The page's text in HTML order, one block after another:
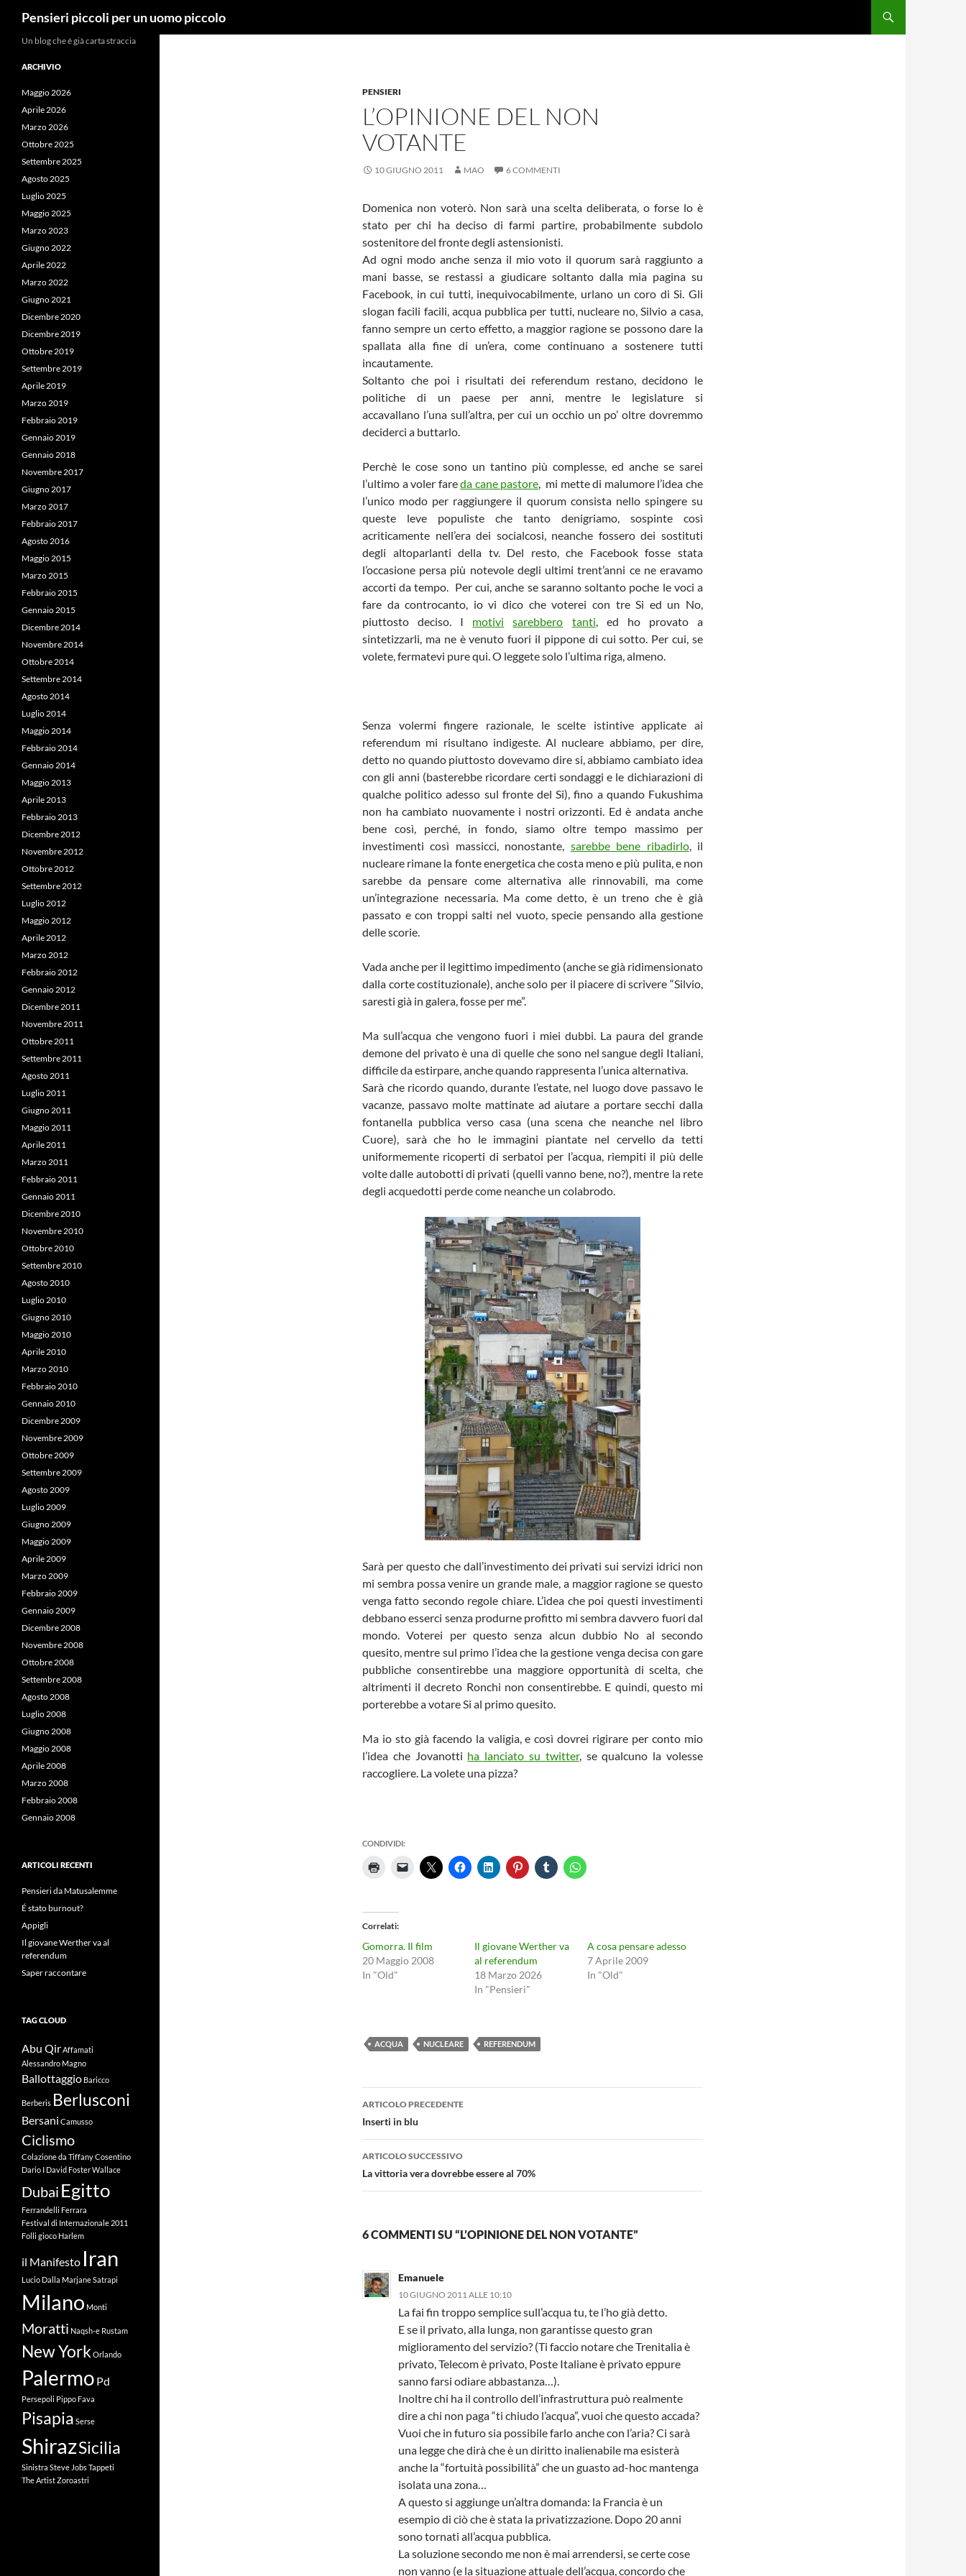
Pensieri piccoli per un uomo piccolo
PENSIERI
L’OPINIONE DEL NON
VOTANTE
10 GIUGNO 2011 MAO 6 COMMENTI
Domenica non voterò. Non sarà una scelta deliberata, o forse lo è
stato per chi ha deciso di farmi partire, probabilmente subdolo
sostenitore del fronte degli astensionisti.
Ad ogni modo anche senza il mio voto il quorum sarà raggiunto a
mani basse, se restassi a giudicare soltanto dalla mia pagina su
Facebook, in cui tutti, inequivocabilmente, urlano un coro di Si. Gli
slogan facili facili, acqua pubblica per tutti, nucleare no, Silvio a casa,
fanno sempre un certo effetto, a maggior ragione se possono dare la
spallata alla fine di un’era, come continuano a sostenere tutti
incautamente.
Soltanto che poi i risultati dei referendum restano, decidono le
politiche di un paese per anni, mentre le legislature si
accavallano l’una sull’altra, per cui un occhio un po’ oltre dovremmo
deciderci a buttarlo.
Perchè le cose sono un tantino più complesse, ed anche se sarei
l’ultimo a voler fareda cane pastore, mi mette di malumore l’idea che
l’unico modo per raggiungere il quorum consista nello spingere su
queste leve populiste che tanto denigriamo, sospinte così
acriticamente nell’era dei socialcosi, neanche fossero dei sostituti
degli altoparlanti della tv. Del resto, che Facebook fosse stata
l’occasione persa più notevole degli ultimi trent’anni ce ne eravamo
accorti da tempo. Per cui, anche se saranno soltanto poche le voci a
fare da controcanto, io vi dico che voterei con tre Si ed un No,
piuttosto deciso. I motivi sarebbero tanti, ed ho provato a
sintetizzarli, ma ne è venuto fuori il pippone di cui sotto. Per cui, se
volete, fermatevi pure qui. O leggete solo l’ultima riga, almeno.
Senza volermi fingere razionale, le scelte istintive applicate ai
referendum mi risultano indigeste. Al nucleare abbiamo, per dire,
detto no quando piuttosto dovevamo dire si, abbiamo cambiato idea
con gli anni (basterebbe ricordare certi sondaggi e le dichiarazioni di
qualche politico adesso sul fronte del Si), fino a quando Fukushima
non ha cambiato nuovamente i nostri orizzonti. Ed è andata anche
bene così, perché, in fondo, siamo oltre tempo massimo per
investimenti così massicci, nonostante, sarebbe bene ribadirlo, il
nucleare rimane la fonte energetica che costa meno e più pulita, e non
sarebbe da pensare come alternativa alle rinnovabili, ma come
un’integrazione necessaria. Ma come detto, è un treno che è già
passato e con troppi salti nel vuoto, specie pensando alla gestione
delle scorie.
Vada anche per il legittimo impedimento (anche se già ridimensionato
dalla corte costituzionale), anche solo per il piacere di scrivere “Silvio,
saresti già in galera, fosse per me”.
Ma sull’acqua che vengono fuori i miei dubbi. La paura del grande
demone del privato è una di quelle che sono nel sangue degli Italiani,
difficile da estirpare, anche quando rappresenta l’unica alternativa.
Sarà che ricordo quando, durante l’estate, nel luogo dove passavo le
vacanze, passavo molte mattinate ad aiutare a portare secchi dalla
fontanella pubblica verso casa (una scena che neanche nel libro
Cuore), sarà che ho le immagini piantate nel cervello da tetti
uniformemente ricoperti di serbatoi per l’acqua, riempiti il più delle
volte dalle autobotti di privati (quelli vanno bene, no?), mentre la rete
degli acquedotti perde come neanche un colabrodo.
Sarà per questo che dall’investimento dei privati sui servizi idrici non
mi sembra possa venire un grande male, a maggior ragione se questo
venga fatto secondo regole chiare. L’idea che poi questi investimenti
debbano esserci senza produrne profitto mi sembra davvero fuori dal
mondo. Voterei per questo senza alcun dubbio No al secondo
quesito, mentre sul primo l’idea che la gestione venga decisa con gare
pubbliche consentirebbe una maggiore opportunità di scelta, che
altrimenti il decreto Ronchi non consentirebbe. E quindi, questo mi
porterebbe a votare Si al primo quesito.
Ma io sto già facendo la valigia, e così dovrei rigirare per conto mio
l’idea che Jovanotti ha lanciato su twitter, se qualcuno la volesse
raccogliere. La volete una pizza?
CONDIVIDI:
Correlati
Gomorra. Il film
20 Maggio 2008
In "Old"
Il giovane Werther va
al referendum
18 Marzo 2026
In "Pensieri"
A cosa pensare adesso
7 Aprile 2009
In "Old"
ACQUA NUCLEARE REFERENDUM
Navigazione
articolo
ARTICOLO PRECEDENTE
Inserti in blu
ARTICOLO SUCCESSIVO
La vittoria vera dovrebbe essere al 70%
6 COMMENTI SU “L’OPINIONE DEL NON VOTANTE”
Emanuele
10 GIUGNO 2011 ALLE 10:10
La fai fin troppo semplice sull’acqua tu, te l’ho già detto.
E se il privato, alla lunga, non garantisse questo gran
miglioramento del servizio? (Ti faccio notare che Trenitalia è
privato, Telecom è privato, Poste Italiane è privato eppure
sanno farsi odiare abbastanza…).
Inoltre chi ha il controllo dell’infrastruttura può realmente
dire a chi non paga “ti chiudo l’acqua”, vuoi che questo accada?
Vuoi che in futuro sia possibile farlo anche con l’aria? Ci sarà
una legge che dirà che è un diritto inalienabile ma esisterà
anche la “fortuità possibilità” che un guasto ad-hoc mantenga
isolata una zona…
A questo si aggiunge un’altra domanda: la Francia è un
esempio di ciò che è stata la privatizzazione. Dopo 20 anni
sono tornati all’acqua pubblica.
La soluzione secondo me non è mai arrendersi, se certe cose
non vanno (e la situazione attuale dell’acqua, concordo che
Un blog che è già carta straccia
ARCHIVIO
Maggio 2026
Aprile 2026
Marzo 2026
Ottobre 2025
Settembre 2025
Agosto 2025
Luglio 2025
Maggio 2025
Marzo 2023
Giugno 2022
Aprile 2022
Marzo 2022
Giugno 2021
Dicembre 2020
Dicembre 2019
Ottobre 2019
Settembre 2019
Aprile 2019
Marzo 2019
Febbraio 2019
Gennaio 2019
Gennaio 2018
Novembre 2017
Giugno 2017
Marzo 2017
Febbraio 2017
Agosto 2016
Maggio 2015
Marzo 2015
Febbraio 2015
Gennaio 2015
Dicembre 2014
Novembre 2014
Ottobre 2014
Settembre 2014
Agosto 2014
Luglio 2014
Maggio 2014
Febbraio 2014
Gennaio 2014
Maggio 2013
Aprile 2013
Febbraio 2013
Dicembre 2012
Novembre 2012
Ottobre 2012
Settembre 2012
Luglio 2012
Maggio 2012
Aprile 2012
Marzo 2012
Febbraio 2012
Gennaio 2012
Dicembre 2011
Novembre 2011
Ottobre 2011
Settembre 2011
Agosto 2011
Luglio 2011
Giugno 2011
Maggio 2011
Aprile 2011
Marzo 2011
Febbraio 2011
Gennaio 2011
Dicembre 2010
Novembre 2010
Ottobre 2010
Settembre 2010
Agosto 2010
Luglio 2010
Giugno 2010
Maggio 2010
Aprile 2010
Marzo 2010
Febbraio 2010
Gennaio 2010
Dicembre 2009
Novembre 2009
Ottobre 2009
Settembre 2009
Agosto 2009
Luglio 2009
Giugno 2009
Maggio 2009
Aprile 2009
Marzo 2009
Febbraio 2009
Gennaio 2009
Dicembre 2008
Novembre 2008
Ottobre 2008
Settembre 2008
Agosto 2008
Luglio 2008
Giugno 2008
Maggio 2008
Aprile 2008
Marzo 2008
Febbraio 2008
Gennaio 2008
ARTICOLI RECENTI
Pensieri da Matusalemme
É stato burnout?
Appigli
Il giovane Werther va al
referendum
Saper raccontare
TAG CLOUD
Abu QirAffamati
Alessandro Magno
Ballottaggio Baricco
Berberis Berlusconi
Bersani Camusso
Ciclismo
Colazione da TiffanyCosentino
Dario I David Foster Wallace
Dubai Egitto
Ferrandelli Ferrara
Festival di Internazionale 2011
Folli gioco Harlem
il Manifesto Iran
Lucio Dalla Marjane Satrapi
Milano Monti
Moratti Naqsh-e Rustam
New York Orlando
Palermo Pd
Persepoli Pippo Fava
Pisapia Serse
ShirazSicilia
Sinistra Steve JobsTappeti
The ArtistZoroastri